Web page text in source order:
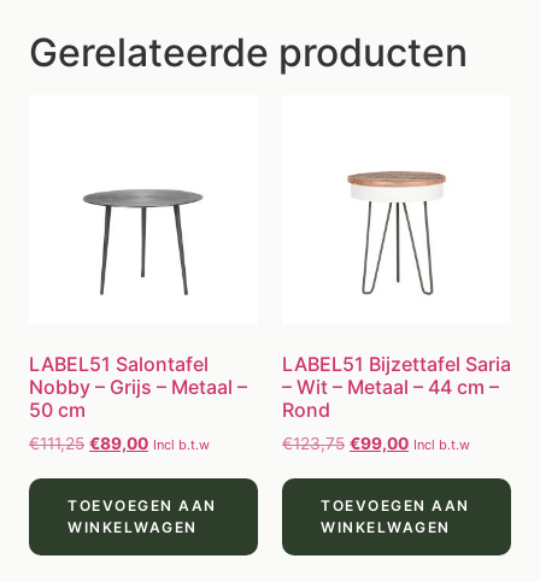
Gerelateerde producten
LABEL51 Salontafel
Nobby – Grijs – Metaal –
50 cm
€111,25 €89,00 Incl b.t.w
TOEVOEGEN AAN
WINKELWAGEN
LABEL51 Bijzettafel Saria
– Wit – Metaal – 44 cm –
Rond
€123,75 €99,00 Incl b.t.w
TOEVOEGEN AAN
WINKELWAGEN